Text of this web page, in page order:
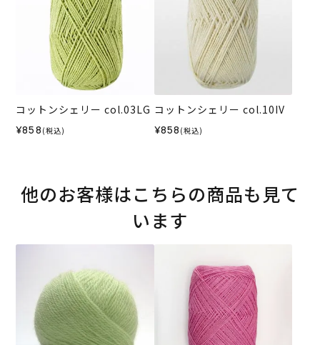
コットンシェリー col.03LG
¥858 (税込)
コットンシェリー col.10IV
¥858 (税込)
他のお客様はこちらの商品も見て
います